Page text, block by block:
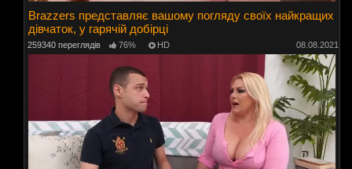
Brazzers представляє вашому погляду своїх найкращих
дівчаток, у гарячій добірці
259340 переглядів 76% HD 08.08.2021